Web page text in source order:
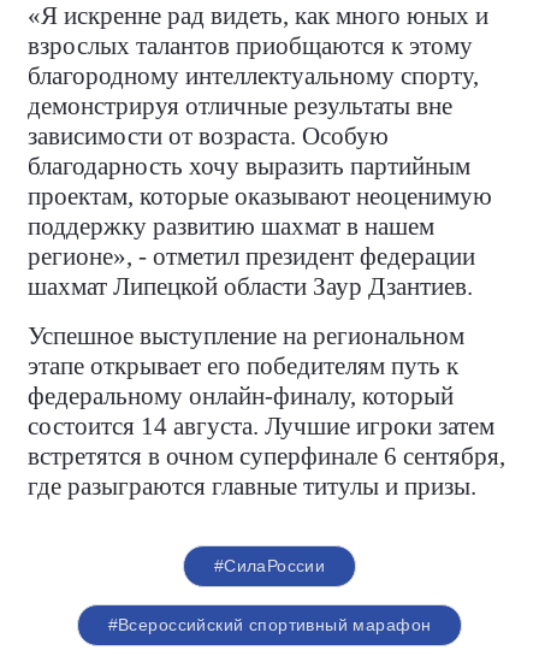
«Я искренне рад видеть, как много юных и
взрослых талантов приобщаются к этому
благородному интеллектуальному спорту,
демонстрируя отличные результаты вне
зависимости от возраста. Особую
благодарность хочу выразить партийным
проектам, которые оказывают неоценимую
поддержку развитию шахмат в нашем
регионе», - отметил президент федерации
шахмат Липецкой области Заур Дзантиев.
Успешное выступление на региональном
этапе открывает его победителям путь к
федеральному онлайн-финалу, который
состоится 14 августа. Лучшие игроки затем
встретятся в очном суперфинале 6 сентября,
где разыграются главные титулы и призы.
#СилаРоссии
#Всероссийский спортивный марафон